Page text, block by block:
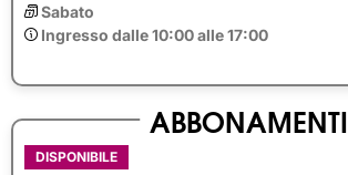
Sabato
Ingresso dalle 10:00 alle 17:00
ABBONAMENTI
DISPONIBILE